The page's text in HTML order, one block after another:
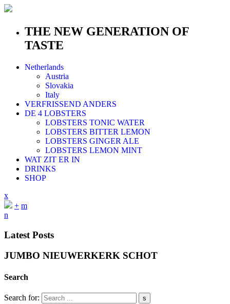
THE NEW GENERATION OF
TASTE
Netherlands
Austria
Slovakia
Italy
VERFRISSEND ANDERS
DE 4 LOBSTERS
LOBSTERS TONIC WATER
LOBSTERS BITTER LEMON
LOBSTERS GINGER ALE
LOBSTERS LEMON MINT
WAT ZIT ER IN
DRINKS
SHOP
x
+ m
n
Latest Posts
JUMBO NIEUWERKERK SCHOT
Search
Search for: